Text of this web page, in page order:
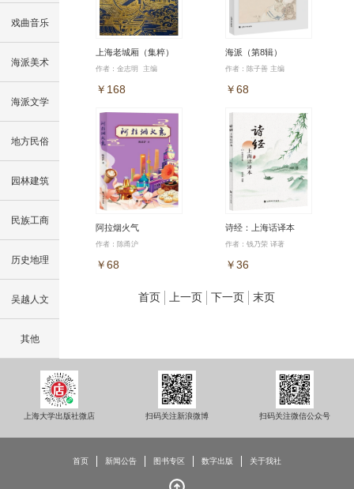
戏曲音乐
海派美术
海派文学
地方民俗
园林建筑
民族工商
历史地理
吴越人文
其他
上海老城厢（集粹）
作者：金志明 主编
￥168
海派（第8辑）
作者：陈子善 主编
￥68
阿拉烟火气
作者：陈甬沪
￥68
诗经：上海话译本
作者：钱乃荣 译著
￥36
首页 上一页 下一页 末页
上海大学出版社微店 扫码关注新浪微博 扫码关注微信公众号
首页 新闻公告 图书专区 数字出版 关于我社